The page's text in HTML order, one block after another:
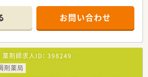
的な福祉サービスで安定した基盤を誇りま
状況について】
で4分の立地に位置する調剤薬局でございま
お問い合わせ
薬剤師求人ID： 398249
剤薬局